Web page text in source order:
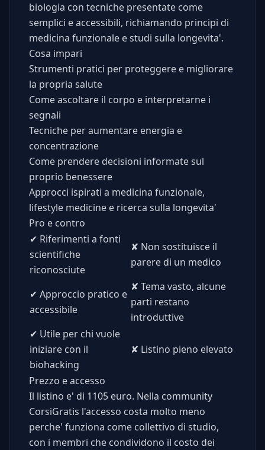
biologia con tecniche presentate come
semplici e accessibili, richiamando principi di
medicina funzionale e studi sulla longevita'.
Cosa impari
Strumenti pratici per proteggere e migliorare
la propria salute
Come ascoltare il corpo e interpretarne i
segnali
Tecniche per aumentare energia e
concentrazione
Come prendere decisioni informate sul
proprio benessere
Approcci ispirati a medicina funzionale,
lifestyle medicine e ricerca sulla longevita'
Pro e contro
✔ Riferimenti a fonti
scientifiche
riconosciute
✘ Non sostituisce il
parere di un medico
✔ Approccio pratico e
accessibile
✘ Tema vasto, alcune
parti restano
introduttive
✔ Utile per chi vuole
iniziare con il
biohacking
✘ Listino pieno elevato
Prezzo e accesso
Il listino e' di 1105 euro. Nella community
CorsiGratis l'accesso costa molto meno
perche' funziona come collettivo di studio,
con i membri che condividono il costo dei